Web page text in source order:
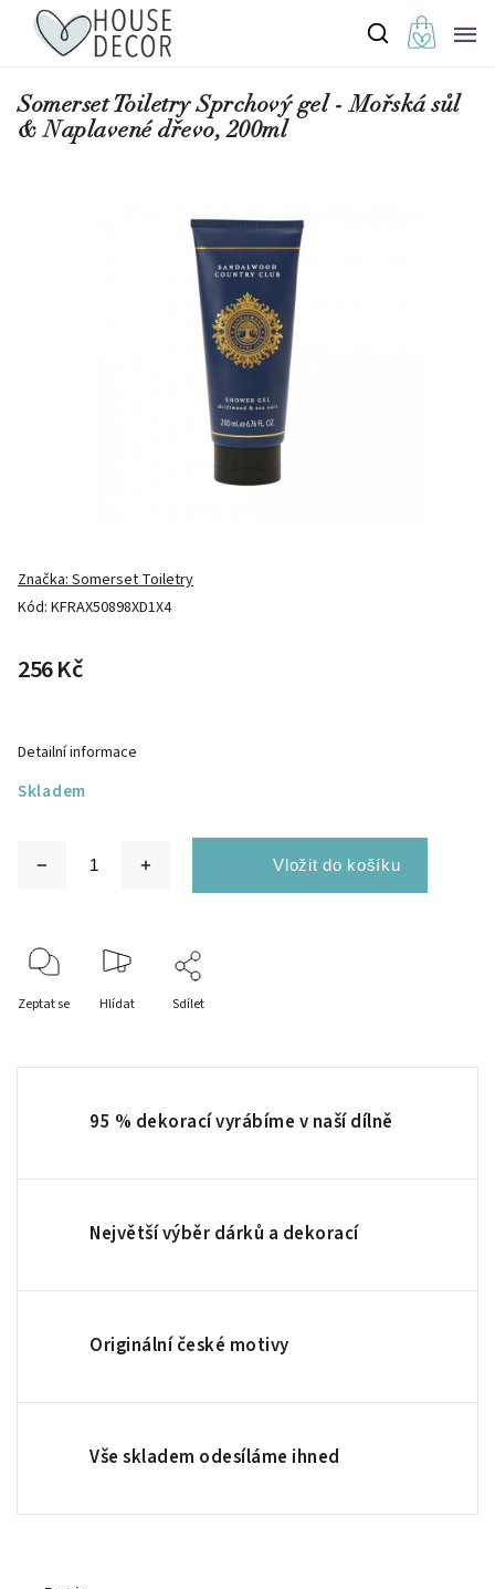
Somerset Toiletry Sprchový gel - Mořská sůl
& Naplavené dřevo, 200ml
Kód: KFRAX50898XD1X4
Značka:Somerset Toiletry
256 Kč
Skladem
Detailní informace
Zeptat se Hlídat Sdílet
95 % dekorací vyrábíme v naší dílně
Největší výběr dárků a dekorací
Originální české motivy
Vše skladem odesíláme ihned